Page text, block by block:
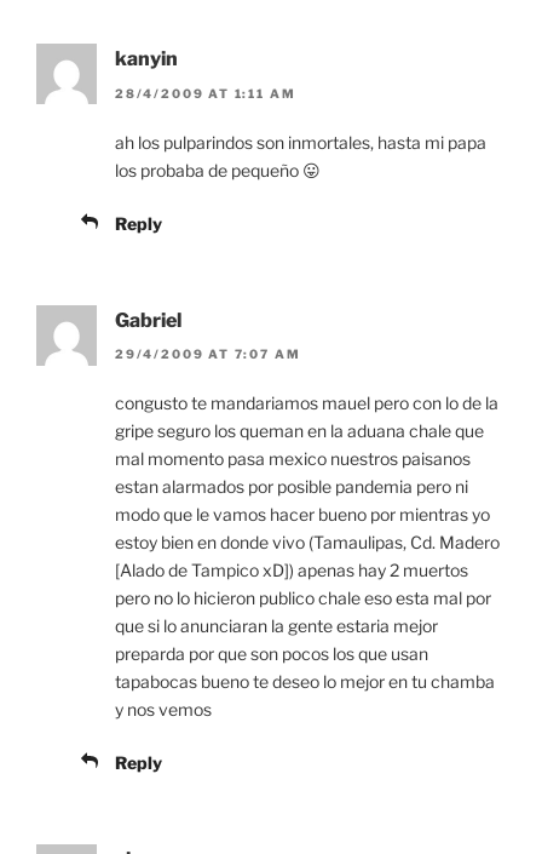
kanyin
28/4/2009 AT 1:11 AM
ah los pulparindos son inmortales, hasta mi papa
los probaba de pequeño 😛
Reply
Gabriel
29/4/2009 AT 7:07 AM
congusto te mandariamos mauel pero con lo de la
gripe seguro los queman en la aduana chale que
mal momento pasa mexico nuestros paisanos
estan alarmados por posible pandemia pero ni
modo que le vamos hacer bueno por mientras yo
estoy bien en donde vivo (Tamaulipas, Cd. Madero
[Alado de Tampico xD]) apenas hay 2 muertos
pero no lo hicieron publico chale eso esta mal por
que si lo anunciaran la gente estaria mejor
preparda por que son pocos los que usan
tapabocas bueno te deseo lo mejor en tu chamba
y nos vemos
Reply